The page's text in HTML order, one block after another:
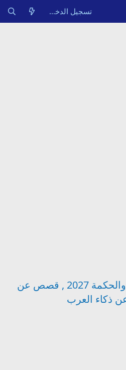
تسجيل الدخول
قصة قصيرة عن الذكاء والحكمة 2027 , قصص عن
ذكاء العرب